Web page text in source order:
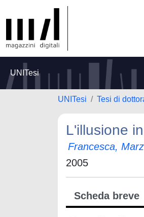
UNITesi
UNITesi Tesi di
L'illusione
Francesca,
2005
Scheda breve